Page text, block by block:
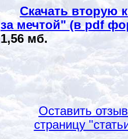
Скачать вторую
за мечтой" (вpdf
1,56 мб.
Оставить
страницу